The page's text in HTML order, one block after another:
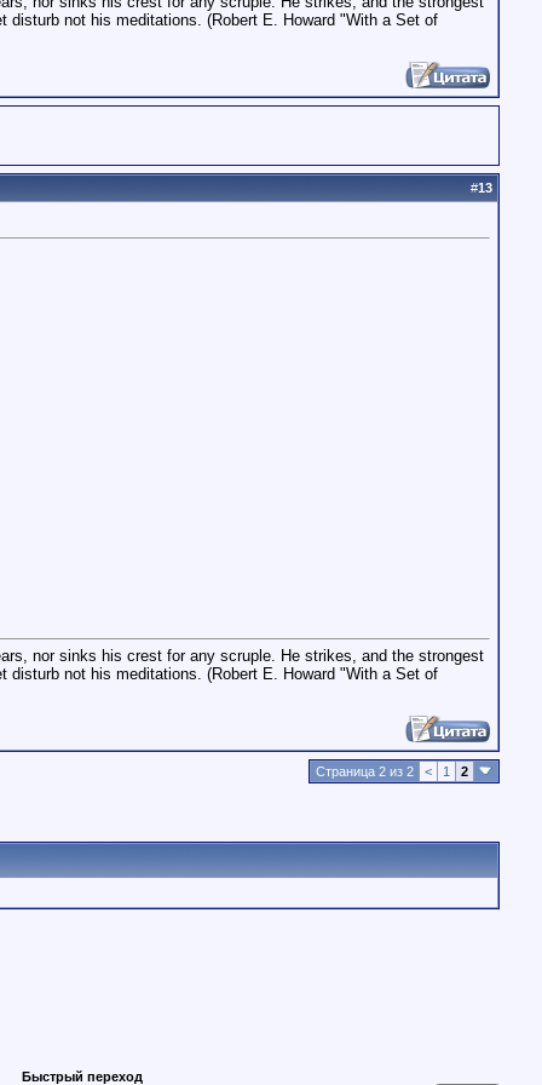
not his meditations. (Robert E. Howard "With a Set of
#13
nor sinks his crest for any scruple. He strikes, and the strongest
not his meditations. (Robert E. Howard "With a Set of
Страница 2 из 2 < 1 2
Быстрый переход